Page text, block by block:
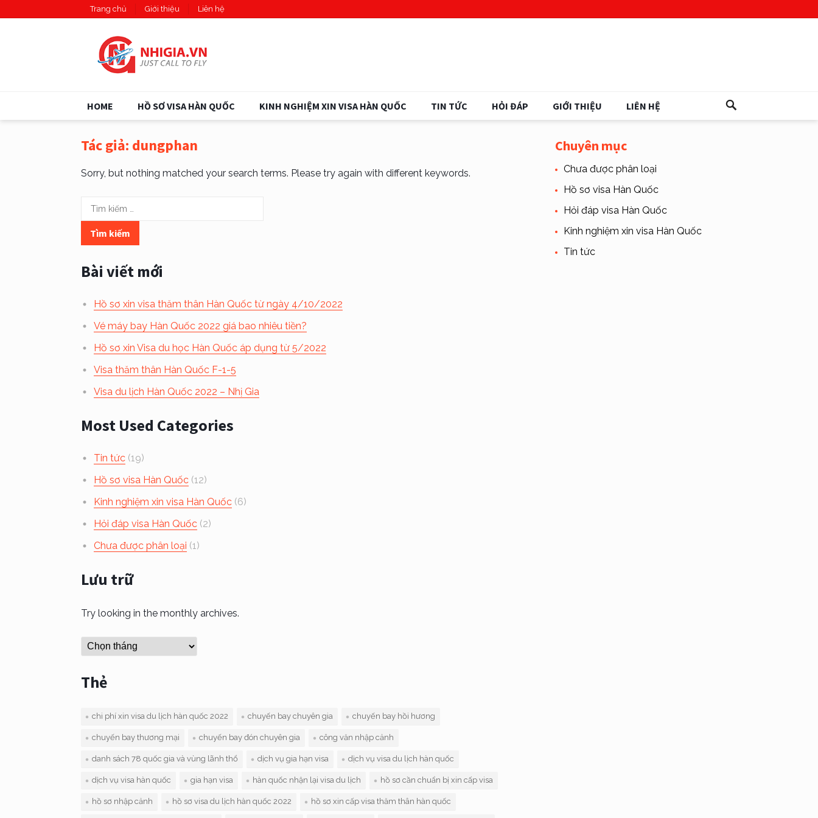
Trang chủ Giới thiệu Liên hệ
HOME HỒ SƠ VISA HÀN QUỐC KINH NGHIỆM XIN VISA HÀN QUỐC TIN TỨC HỎI ĐÁP GIỚI THIỆU LIÊN HỆ
Tác giả: dungphan
Sorry, but nothing matched your search terms. Please try again with different keywords.
Tìm
kiếm
cho:
Bài viết mới
Hồ sơ xin visa thăm thân Hàn Quốc từ ngày 4/10/2022
Vé máy bay Hàn Quốc 2022 giá bao nhiêu tiền?
Hồ sơ xin Visa du học Hàn Quốc áp dụng từ 5/2022
Visa thăm thân Hàn Quốc F-1-5
Visa du lịch Hàn Quốc 2022 – Nhị Gia
Most Used Categories
Tin tức(19)
Hồ sơ visa Hàn Quốc(12)
Kinh nghiệm xin visa Hàn Quốc(6)
Hỏi đáp visa Hàn Quốc(2)
Chưa được phân loại (1)
Lưu trữ
Try looking in the monthly archives.
Lưu
trữ
Thẻ
chi phí xin visa du lịch hàn quốc 2022 chuyến bay chuyên gia chuyến bay hồi hương
chuyến bay thương mại chuyến bay đón chuyên gia công văn nhập cảnh
danh sách 78 quốc gia và vùng lãnh thổ dịch vụ gia hạn visa dịch vụ visa du lịch hàn quốc
dịch vụ visa hàn quốc gia hạn visa hàn quốc nhận lại visa du lịch hồ sơ cần chuẩn bị xin cấp visa
hồ sơ nhập cảnh hồ sơ visa du lịch hàn quốc 2022 hồ sơ xin cấp visa thăm thân hàn quốc
Chuyên mục
Chưa được phân loại
Hồ sơ visa Hàn Quốc
Hỏi đáp visa Hàn Quốc
Kinh nghiệm xin visa Hàn Quốc
Tin tức